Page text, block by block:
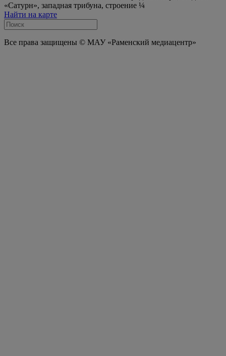
«Сатурн», западная трибуна, строение ¼
Найти на карте
Все права защищены © МАУ «Раменский медиацентр»